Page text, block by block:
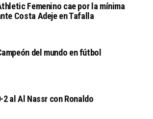
Femenino cae por la mínima
Costa Adeje en Tafalla
del mundo en fútbol
2 al Al Nassr con Ronaldo